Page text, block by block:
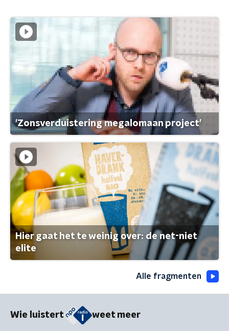
'Zonsverduistering megalomaan project'
Hier gaat het te weinig over: de net-niet
elite
Alle fragmenten
Wie luistert weet meer